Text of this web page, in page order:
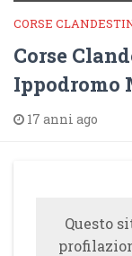
CORSE
Corse
Ippodromo
17 anni ago
Questo